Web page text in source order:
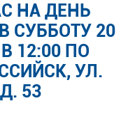
НА ДЕНЬ
СУББОТУ 20
12:00 ПО
УЛ.
53